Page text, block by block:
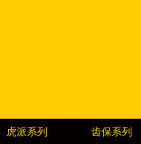
虎派系列 齿保系列